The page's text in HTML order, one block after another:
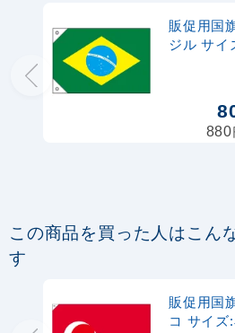
販促用国
ジル サイ
この商品を買った人はこん
す
販促用国
コ サイズ